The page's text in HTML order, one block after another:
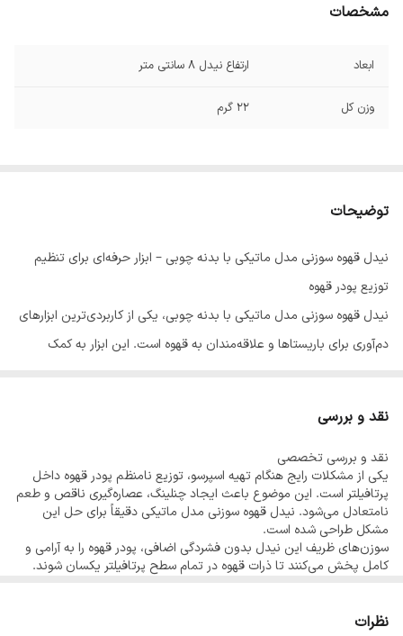
مشخصات
ابعاد ارتفاع نیدل 8 سانتی متر
وزن کل 22 گرم
توضیحات
نیدل قهوه سوزنی مدل ماتیکی با بدنه چوبی – ابزار حرفه‌ای برای تنظیم
توزیع پودر قهوه
نیدل قهوه سوزنی مدل ماتیکی با بدنه چوبی، یکی از کاربردی‌ترین ابزارهای
دم‌آوری برای باریستاها و علاقه‌مندان به قهوه است. این ابزار به کمک
بدون چنلینگ حاصل شود.
ویژگی‌های اصلی نیدل قهوه سوزنی مدل ماتیکی
بدنه چوبی و ظاهر لوکس
دارای چند سوزن فلزی بسیار ظریف و مقاوم
طراحی ماتیکی برای باز و بسته شدن آسان
قابلیت جمع شدن کامل سوزن‌ها داخل قلاف چوبی
نقد و بررسی
نقد و بررسی تخصصی
یکی از مشکلات رایج هنگام تهیه اسپرسو، توزیع نامنظم پودر قهوه داخل
پرتافیلتر است. این موضوع باعث ایجاد چنلینگ، عصاره‌گیری ناقص و طعم
نامتعادل می‌شود. نیدل قهوه سوزنی مدل ماتیکی دقیقاً برای حل این
مشکل طراحی شده است.
سوزن‌های ظریف این نیدل بدون فشردگی اضافی، پودر قهوه را به آرامی و
کامل پخش می‌کنند تا ذرات قهوه در تمام سطح پرتافیلتر یکسان شوند.
طراحی ماتیکی؛ ترکیبی از زیبایی و ایمنی
نظرات